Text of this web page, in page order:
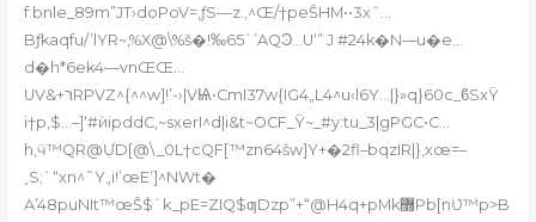
f:bnle_89m”JT›doPoV=,ƒS—z.,^Œ/†peŠHM••3xˆ…
Bƒkaqfu/’lYR~‚%X@\%š�!‰65`’AQϿ…U‘” J #24k�N––u�e…
d�h*6ek4—vnŒŒ…
UV&+רRPVZ^{^^w]!’-›|VѨ•CmI37w{IG4„L4^u‹l6Y…|}»q}60c_ϐSxŸ
i†p‚$…–]‘#ѝipddC‚~sxerI^d|i&t~OCF_Ÿ~_#y:tu_3|gPGC•C…
h‚ӵ™QR@ỰD[@\_0L†cQF[™zn64šw]Y+�2fl–bqzIR|}‚xœ=–
˯S;`“xn^˜Y„i!’œE’]^NWt�
A’48puNIt™œŠ$`k_pE=ZIQ$ƣDzp”+“@H4q+pMk޽Pb[nƲ™p>B